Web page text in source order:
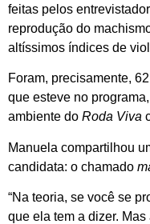
feitas pelos
reprodução do
altíssimos índices de
Foram, precisamente,
que esteve no
ambiente do Roda Viva
Manuela compartilhou
candidata: o chamado
“Na teoria, se você se
que ela tem a dizer.